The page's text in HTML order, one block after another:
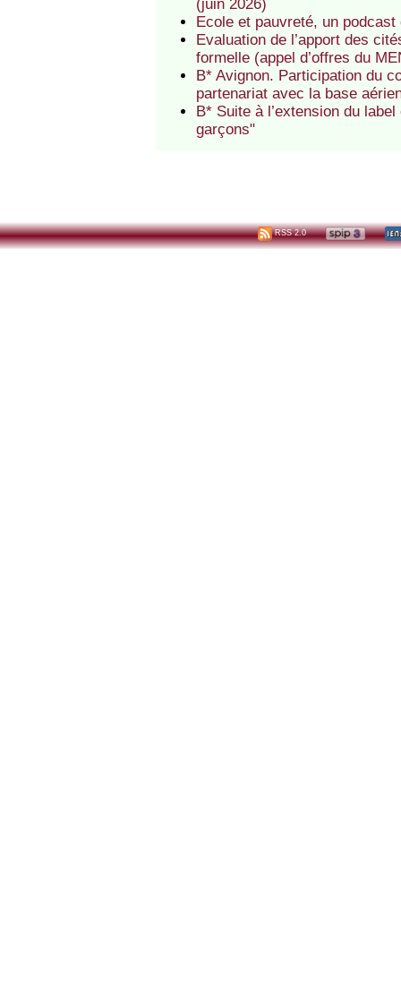
(juin 2026)
Ecole et pauvreté, un
Evaluation de l’apport des
formelle (appel d’offres du
B* Avignon. Participation du
partenariat avec la base
B* Suite à l’extension du
garçons"
RSS 2.0